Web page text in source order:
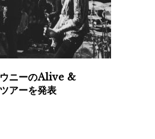
ウニーのAlive &
アーを発表